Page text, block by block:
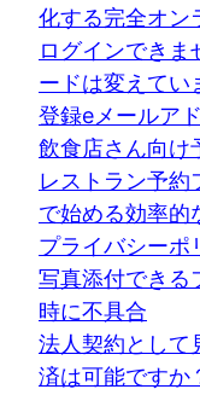
化する完全オン
ログインできま
ードは変えてい
登録eメールア
飲食店さん向け
レストラン予
で始める効率的
プライバシーポ
写真添付できる
時に不具合
法人契約として
済は可能ですか